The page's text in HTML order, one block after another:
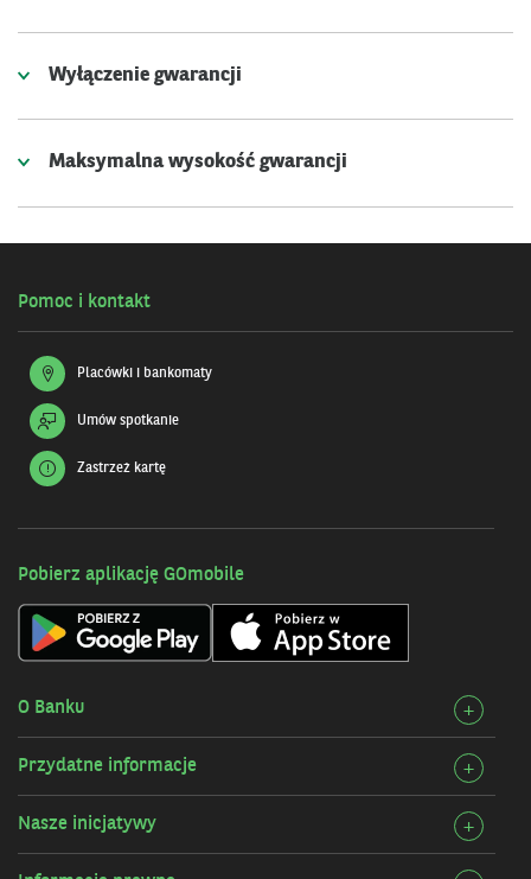
Wyłączenie gwarancji
Maksymalna wysokość gwarancji
Pomoc i kontakt
Placówki i bankomaty
Umów spotkanie
Zastrzeż kartę
Pobierz aplikację GOmobile
O Banku +
O
Przydatne informacje +
Nasze inicjatywy +